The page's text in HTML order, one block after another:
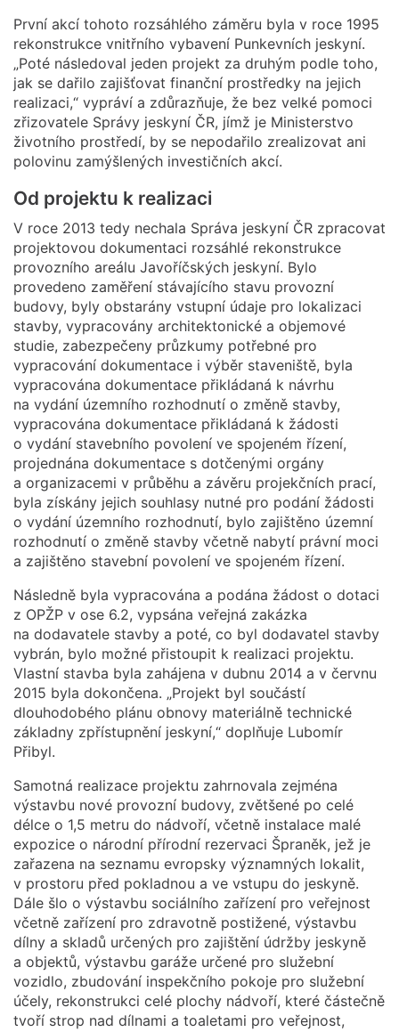
První akcí tohoto rozsáhlého záměru byla v roce 1995
rekonstrukce vnitřního vybavení Punkevních jeskyní.
„Poté následoval jeden projekt za druhým podle toho,
jak se dařilo zajišťovat finanční prostředky na jejich
realizaci,“ vypráví a zdůrazňuje, že bez velké pomoci
zřizovatele Správy jeskyní ČR, jímž je Ministerstvo
životního prostředí, by se nepodařilo zrealizovat ani
polovinu zamýšlených investičních akcí.
Od projektu k realizaci
V roce 2013 tedy nechala Správa jeskyní ČR zpracovat
projektovou dokumentaci rozsáhlé rekonstrukce
provozního areálu Javoříčských jeskyní. Bylo
provedeno zaměření stávajícího stavu provozní
budovy, byly obstarány vstupní údaje pro lokalizaci
stavby, vypracovány architektonické a objemové
studie, zabezpečeny průzkumy potřebné pro
vypracování dokumentace i výběr staveniště, byla
vypracována dokumentace přikládaná k návrhu
na vydání územního rozhodnutí o změně stavby,
vypracována dokumentace přikládaná k žádosti
o vydání stavebního povolení ve spojeném řízení,
projednána dokumentace s dotčenými orgány
a organizacemi v průběhu a závěru projekčních prací,
byla získány jejich souhlasy nutné pro podání žádosti
o vydání územního rozhodnutí, bylo zajištěno územní
rozhodnutí o změně stavby včetně nabytí právní moci
a zajištěno stavební povolení ve spojeném řízení.
Následně byla vypracována a podána žádost o dotaci
z OPŽP v ose 6.2, vypsána veřejná zakázka
na dodavatele stavby a poté, co byl dodavatel stavby
vybrán, bylo možné přistoupit k realizaci projektu.
Vlastní stavba byla zahájena v dubnu 2014 a v červnu
2015 byla dokončena. „Projekt byl součástí
dlouhodobého plánu obnovy materiálně technické
základny zpřístupnění jeskyní,“ doplňuje Lubomír
Přibyl.
Samotná realizace projektu zahrnovala zejména
výstavbu nové provozní budovy, zvětšené po celé
délce o 1,5 metru do nádvoří, včetně instalace malé
expozice o národní přírodní rezervaci Špraněk, jež je
zařazena na seznamu evropsky významných lokalit,
v prostoru před pokladnou a ve vstupu do jeskyně.
Dále šlo o výstavbu sociálního zařízení pro veřejnost
včetně zařízení pro zdravotně postižené, výstavbu
dílny a skladů určených pro zajištění údržby jeskyně
a objektů, výstavbu garáže určené pro služební
vozidlo, zbudování inspekčního pokoje pro služební
účely, rekonstrukci celé plochy nádvoří, které částečně
tvoří strop nad dílnami a toaletami pro veřejnost,